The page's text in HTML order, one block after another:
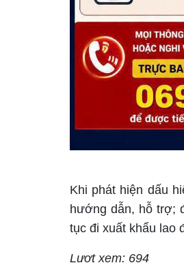
Khi phát hiện dấu
hướng dẫn, hỗ trợ;
tục đi xuất khẩu lao
Lượt xem: 694